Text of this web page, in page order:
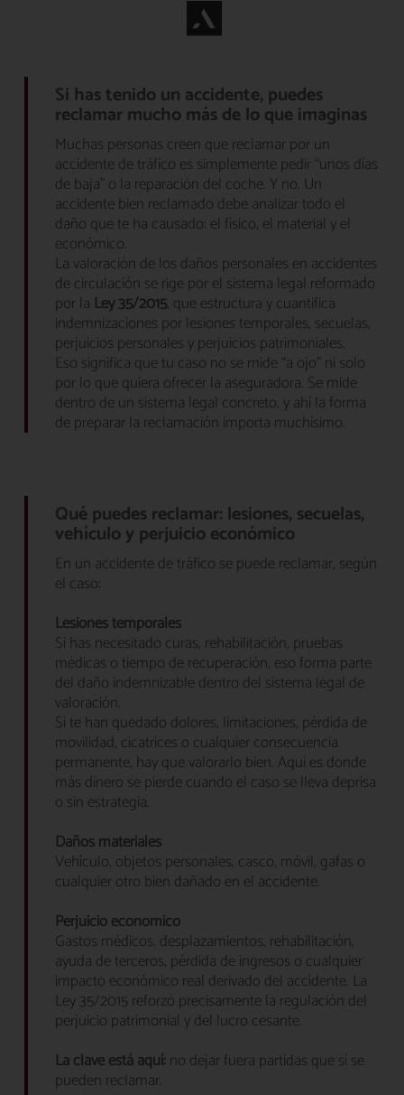
Si has tenido un accidente, puedes
reclamar mucho más de lo que imaginas
Muchas personas creen que reclamar por un
accidente de tráfico es simplemente pedir “unos días
de baja” o la reparación del coche. Y no. Un
accidente bien reclamado debe analizar todo el
daño que te ha causado: el físico, el material y el
económico.
La valoración de los daños personales en accidentes
de circulación se rige por el sistema legal reformado
por la Ley 35/2015, que estructura y cuantifica
indemnizaciones por lesiones temporales, secuelas,
perjuicios personales y perjuicios patrimoniales.
Eso significa que tu caso no se mide “a ojo” ni solo
por lo que quiera ofrecer la aseguradora. Se mide
dentro de un sistema legal concreto, y ahí la forma
de preparar la reclamación importa muchísimo.
Qué puedes reclamar: lesiones, secuelas,
vehículo y perjuicio económico
En un accidente de tráfico se puede reclamar, según
el caso:
Lesiones temporales
Si has necesitado curas, rehabilitación, pruebas
médicas o tiempo de recuperación, eso forma parte
del daño indemnizable dentro del sistema legal de
valoración.
Si te han quedado dolores, limitaciones, pérdida de
movilidad, cicatrices o cualquier consecuencia
permanente, hay que valorarlo bien. Aquí es donde
más dinero se pierde cuando el caso se lleva deprisa
o sin estrategia.
Daños materiales
Vehículo, objetos personales, casco, móvil, gafas o
cualquier otro bien dañado en el accidente.
Perjuicio económico
Gastos médicos, desplazamientos, rehabilitación,
ayuda de terceros, pérdida de ingresos o cualquier
impacto económico real derivado del accidente. La
Ley 35/2015 reforzó precisamente la regulación del
perjuicio patrimonial y del lucro cesante.
La clave está aquí:no dejar fuera partidas que sí se
pueden reclamar.